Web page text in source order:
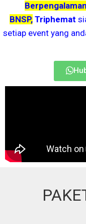
BNSP,Triphemat
setiap event yang